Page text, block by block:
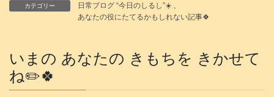
カテゴリー 日常ブログ “今日のしるし”☀️
あなたの役にたてるかもしれない記事🍀
いまの あなたの きもちを きかせて
ね✏️🍀